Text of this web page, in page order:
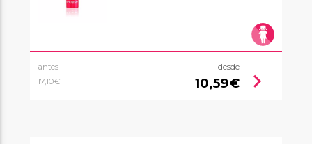
antes
17,10€
desde
10,59€ chevron_right